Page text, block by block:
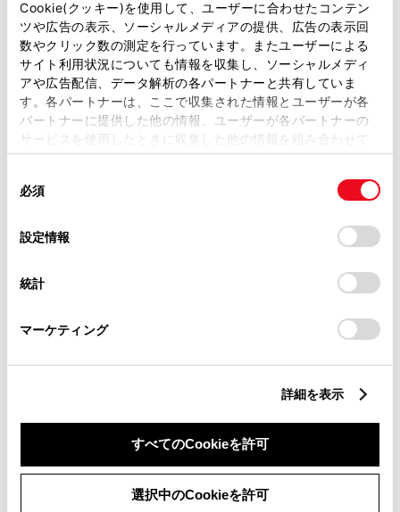
Cookie(クッキー)を使用して、ユーザーに合わせたコンテン
ツや広告の表示、ソーシャルメディアの提供、広告の表示回
数やクリック数の測定を行っています。またユーザーによる
サイト利用状況についても情報を収集し、ソーシャルメディ
アや広告配信、データ解析の各パートナーと共有していま
す。各パートナーは、ここで収集された情報とユーザーが各
パートナーに提供した他の情報、ユーザーが各パートナーの
サービスを使用したときに収集した他の情報を組み合わせて
使用することがあります。当ウェブサイトの使用を続行する
デバイスにすべてのCookie(クッキー)が保存されることに同
意したことになります。Cookie(クッキー)のオプトアウト、
設定の変更、同意を撤回したりするにあたっては、当社の
「Cookie（クッキー）情報の取り扱いについて
」をご覧くだ
必須
設定情報
統計
マーケティング
詳細を表示
すべてのCookieを許可
選択中のCookieを許可
4710×1735×1870mm
ホイールベース ※1
2850mm
トレッド前／後
1500/1480mm
室内長×室内幅×室内高
1680kg
装備・オプション